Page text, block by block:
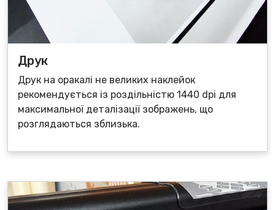
Друк
Друк на оракалі не великих наклейок
рекомендується із роздільністю 1440 dpi для
максимальної деталізації зображень, що
розглядаються зблизька.